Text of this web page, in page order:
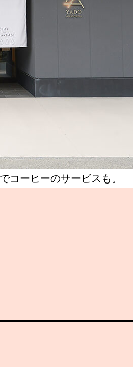
コーヒーのサービスも。